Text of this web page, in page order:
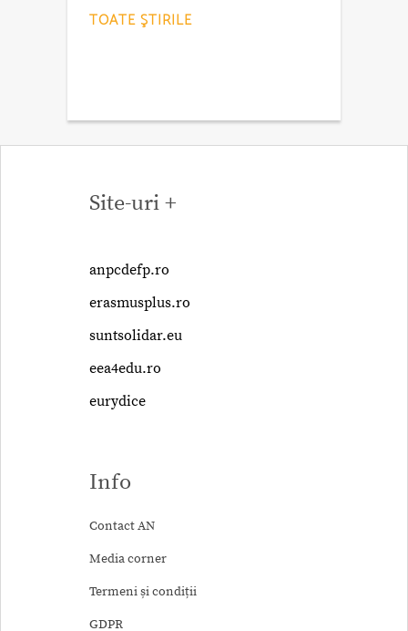
TOATE ŞTIRILE
Site-uri +
anpcdefp.ro
erasmusplus.ro
suntsolidar.eu
eea4edu.ro
eurydice
Info
Contact AN
Media corner
Termeni și condiții
GDPR